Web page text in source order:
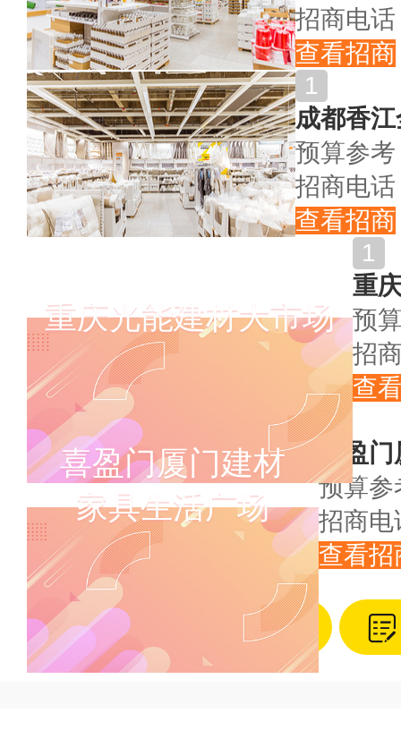
招商电话
查看招商
成都香
预算参考
招商电话
查看招商
重庆光能建材大市场
重
预
招
查
喜盈门厦门建材
家具生活广场
喜盈
预算参
招商电
查看招